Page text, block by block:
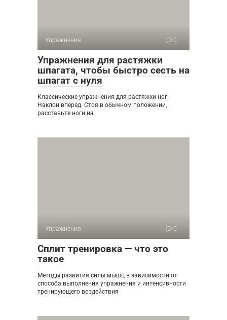
Упражнения 0
Упражнения для растяжки
шпагата, чтобы быстро сесть на
шпагат с нуля
Классические упражнения для растяжки ног
Наклон вперед. Стоя в обычном положении,
расставьте ноги на
Упражнения 0
Сплит тренировка — что это
такое
Методы развития силы мышц в зависимости от
способа выполнения упражнения и интенсивности
тренирующего воздействия